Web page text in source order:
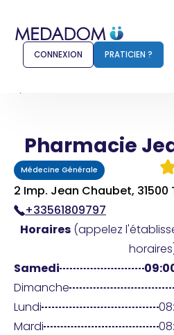
Comment ça marche ?
Pour les patients
Pharmacien
CONNEXION PRATICIEN ?
Pharmacie
Médecine Générale
2 Imp. Jean Chaubet, 31500
+33561809797
Horaires (appelez
Samedi
Dimanche
Lundi
Mardi